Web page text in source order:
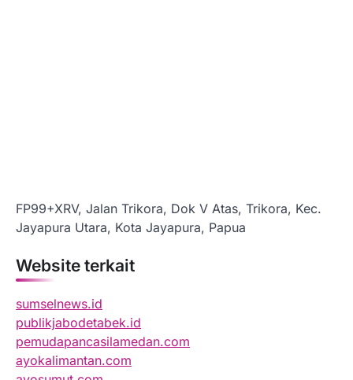
FP99+XRV, Jalan Trikora, Dok V Atas, Trikora, Kec.
Jayapura Utara, Kota Jayapura, Papua
Website terkait
sumselnews.id
publikjabodetabek.id
pemudapancasilamedan.com
ayokalimantan.com